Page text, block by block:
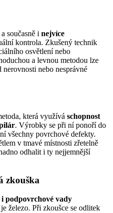
současně i nejvíce
kontrola. Zkušený technik
osvětlení nebo
a levnou metodou lze
nebo nesprávné
která využívá schopnost
. Výrobky se při ní ponoří do
všechny povrchové defekty.
v tmavé místnosti zřetelně
odhalit i ty nejjemnější
zkouška
podpovrchové vady
železo. Při zkoušce se odlitek